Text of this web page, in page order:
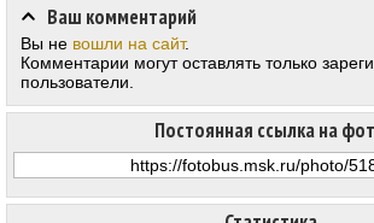
Постоянная ссылка на
Ваш комментарий
Вы не вошли на сайт.
Комментарии могут оставлять только
пользователи.